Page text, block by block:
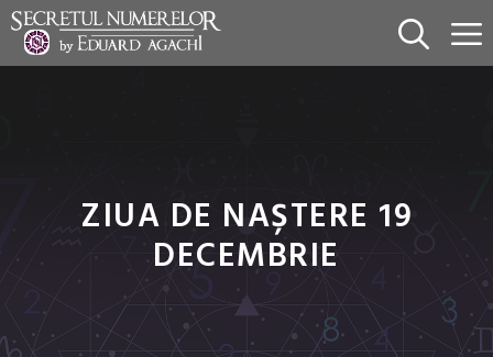
Sari
conținut
ZIUA DE NAȘTERE 19
DECEMBRIE